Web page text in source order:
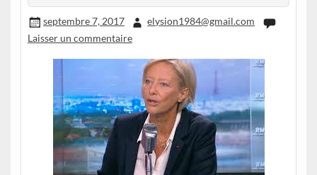
septembre 7, 2017
elysion1984@gmail.com
Laisser un commentaire